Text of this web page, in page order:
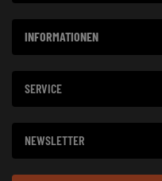
INFORMATIONEN
SERVICE
NEWSLETTER